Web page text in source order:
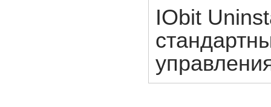
IObit